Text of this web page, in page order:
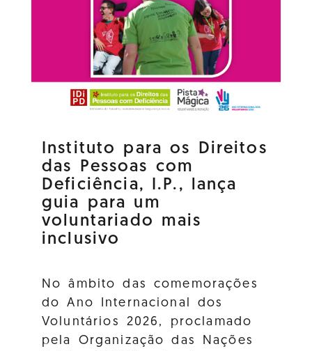
Instituto para os Direitos
das Pessoas com
Deficiência, I.P., lança
guia para um
voluntariado mais
inclusivo
No âmbito das comemorações
do Ano Internacional dos
Voluntários 2026, proclamado
pela Organização das Nações